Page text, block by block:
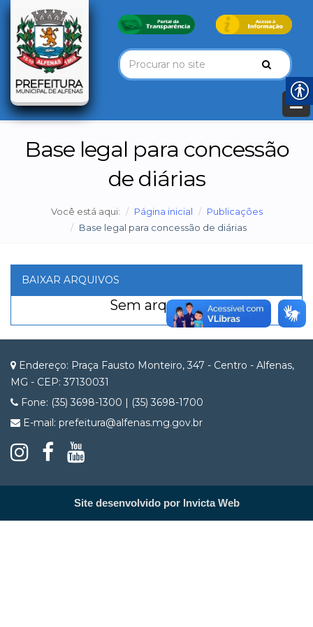
Base legal para concessão
de diárias
Você está aqui: Página inicial
Publicações
Base legal para concessão de diárias
BAIXAR ARQUIVOS
Sem arquivos
Endereço: Praça Fausto Monteiro, 347 - Centro - Alfenas,
MG - CEP: 37130031
Fone: (35) 3698-1300 | (35) 3698-1700
E-mail: prefeitura@alfenas.mg.gov.br
Site desenvolvido por Invicta Web